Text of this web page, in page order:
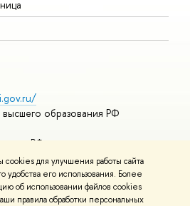
для улучшения работы сайта
его использования. Более
об использовании файлов cookies
правила обработки персональных
образования РФ
РФ
mooc
курсы